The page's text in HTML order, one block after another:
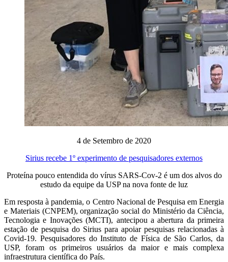
4 de Setembro de 2020
Sirius recebe 1º experimento de pesquisadores externos
Proteína pouco entendida do vírus SARS-Cov-2 é um dos alvos do
estudo da equipe da USP na nova fonte de luz
Em resposta à pandemia, o Centro Nacional de Pesquisa em Energia
e Materiais (CNPEM), organização social do Ministério da Ciência,
Tecnologia e Inovações (MCTI), antecipou a abertura da primeira
estação de pesquisa do Sirius para apoiar pesquisas relacionadas à
Covid-19. Pesquisadores do Instituto de Física de São Carlos, da
USP, foram os primeiros usuários da maior e mais complexa
infraestrutura científica do País.